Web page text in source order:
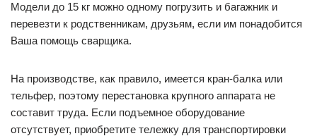
Модели до 15 кг можно одному погрузить и багажник и
перевезти к родственникам, друзьям, если им понадобится
Ваша помощь сварщика.
На производстве, как правило, имеется кран-балка или
тельфер, поэтому перестановка крупного аппарата не
составит труда. Если подъемное оборудование
отсутствует, приобретите тележку для транспортировки